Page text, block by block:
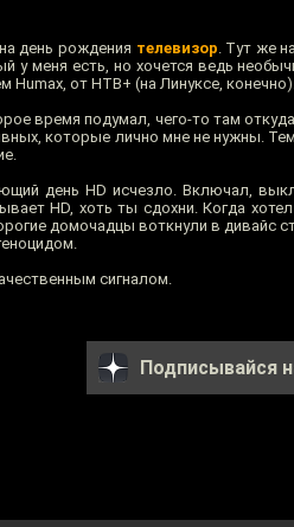
день рождения телевизор. Тут же
у меня есть, но хочется ведь
Humax, от НТВ+ (на Линуксе,
время подумал, чего-то там
которые лично мне не нужны.
день HD исчезло. Включал,
HD, хоть ты сдохни. Когда
домочадцы воткнули в дивайс
сигналом.
Подписывайся